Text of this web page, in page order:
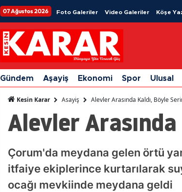
07 Ağustos 2026 Foto Galeriler Video Galeriler Köşe
Gündem Aşayiş Ekonomi Spor Ulusal
Kesin Karar Asayiş Alevler Arasında Kaldı, Böyle
Alevler
Çorum'da meydana gelen örtü
itfaiye ekiplerince kurtarılarak
ocağı mevkiinde meydana geldi